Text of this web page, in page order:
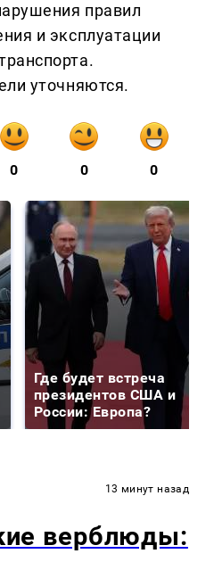
правил
и эксплуатации
уточняются.
0 0 0
Где будет встреча
президентов США и
России: Европа?
13 минут назад
верблюды: